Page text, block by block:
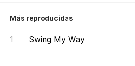
Más reproducidas
Swing My Way